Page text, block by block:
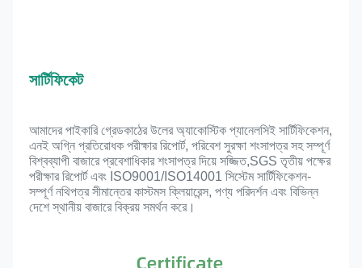
সার্টিফিকেট
আমাদের পাইকারি গ্রেডকাঠের উলের অ্যাকোস্টিক প্যানেলসিই সার্টিফিকেশন,
এনই অগ্নি প্রতিরোধক পরীক্ষার রিপোর্ট, পরিবেশ সুরক্ষা শংসাপত্র সহ সম্পূর্ণ
বিশ্বব্যাপী বাজারে প্রবেশাধিকার শংসাপত্র দিয়ে সজ্জিত,SGS তৃতীয় পক্ষের
পরীক্ষার রিপোর্ট এবং ISO9001/ISO14001 সিস্টেম সার্টিফিকেশন-
সম্পূর্ণ নথিপত্র সীমান্তের কাস্টমস ক্লিয়ারেন্স, পণ্য পরিদর্শন এবং বিভিন্ন
দেশে স্থানীয় বাজারে বিক্রয় সমর্থন করে।